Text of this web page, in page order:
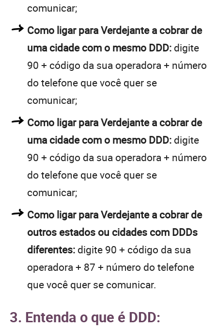
comunicar;
Como ligar para Verdejante a cobrar de
uma cidade com o mesmo DDD: digite
90 + código da sua operadora + número
do telefone que você quer se
comunicar;
Como ligar para Verdejante a cobrar de
uma cidade com o mesmo DDD: digite
90 + código da sua operadora + número
do telefone que você quer se
comunicar;
Como ligar para Verdejante a cobrar de
outros estados ou cidades com DDDs
diferentes: digite 90 + código da sua
operadora + 87 + número do telefone
que você quer se comunicar.
3. Entenda o que é DDD: